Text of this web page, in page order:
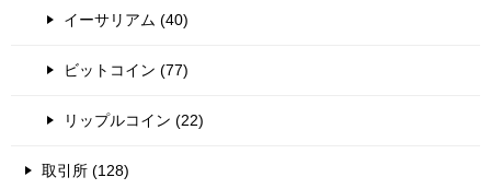
イーサリアム (40)
ビットコイン (77)
リップルコイン (22)
取引所 (128)